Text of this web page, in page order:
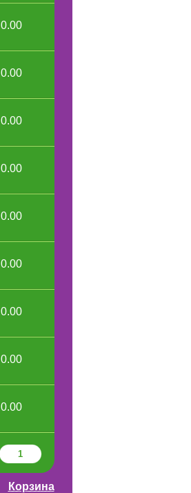
0.00
0.00
0.00
0.00
0.00
0.00
0.00
0.00
0.00
1
Корзина